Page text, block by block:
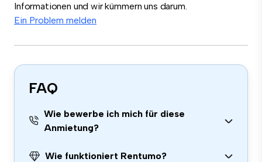
Informationen und wir kümmern uns darum.
Ein Problem melden
FAQ
Wie bewerbe ich mich für diese
Anmietung?
Wie funktioniert Rentumo?